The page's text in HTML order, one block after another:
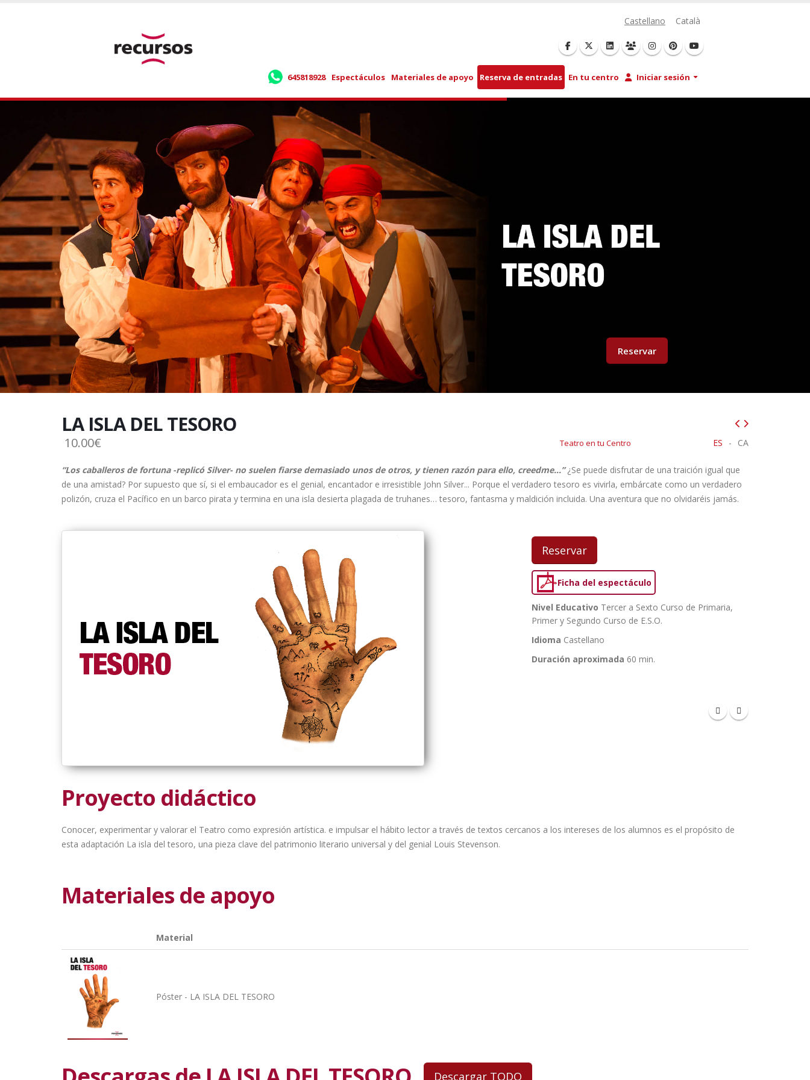
Castellano Català
645818928 Espectáculos Materiales de apoyo Reserva de entradas En tu centro Iniciar sesión
Reservar
LA ISLA DEL TESORO
10.00€ Teatro en tu Centro CA
-
ES
“Los caballeros de fortuna -replicó Silver- no suelen fiarse demasiado unos de otros, y tienen razón para ello, creedme…”¿Se puede disfrutar de una traición igual que
de una amistad? Por supuesto que sí, si el embaucador es el genial, encantador e irresistible John Silver... Porque el verdadero tesoro es vivirla, embárcate como un verdadero
polizón, cruza el Pacífico en un barco pirata y termina en una isla desierta plagada de truhanes… tesoro, fantasma y maldición incluida. Una aventura que no olvidaréis jamás.
Reservar
Ficha del espectáculo
Nivel Educativo Tercer a Sexto Curso de Primaria,
Primer y Segundo Curso de E.S.O.
Idioma Castellano
Duración aproximada 60 min.
Proyecto didáctico
Conocer, experimentar y valorar el Teatro como expresión artística. e impulsar el hábito lector a través de textos cercanos a los intereses de los alumnos es el propósito de
esta adaptación La isla del tesoro, una pieza clave del patrimonio literario universal y del genial Louis Stevenson.
Materiales de apoyo
Material
Póster - LA ISLA DEL TESORO